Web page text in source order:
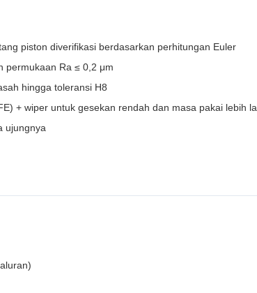
piston diverifikasi berdasarkan perhitungan Euler
permukaan Ra ≤ 0,2 μm
hingga toleransi H8
+ wiper untuk gesekan rendah dan masa pakai lebih
ujungnya